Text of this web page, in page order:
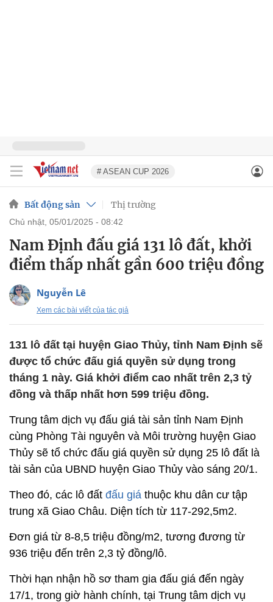
# ASEAN CUP 2026
Bất động sản Thị trường
chủ nhật, 05/01/2025 - 08:42
Nam Định đấu giá 131 lô đất, khởi
điểm thấp nhất gần 600 triệu đồng
Nguyễn Lê
Xem các bài viết của tác giả
131 lô đất tại huyện Giao Thủy, tỉnh Nam Định sẽ
được tổ chức đấu giá quyền sử dụng trong
tháng 1 này. Giá khởi điểm cao nhất trên 2,3 tỷ
đồng và thấp nhất hơn 599 triệu đồng.
Trung tâm dịch vụ đấu giá tài sản tỉnh Nam Định
cùng Phòng Tài nguyên và Môi trường huyện Giao
Thủy sẽ tổ chức đấu giá quyền sử dụng 25 lô đất là
tài sản của UBND huyện Giao Thủy vào sáng 20/1.
Theo đó, các lô đất đấu giá thuộc khu dân cư tập
trung xã Giao Châu. Diện tích từ 117-292,5m2.
Đơn giá từ 8-8,5 triệu đồng/m2, tương đương từ
936 triệu đến trên 2,3 tỷ đồng/lô.
Thời hạn nhận hồ sơ tham gia đấu giá đến ngày
17/1, trong giờ hành chính, tại Trung tâm dịch vụ